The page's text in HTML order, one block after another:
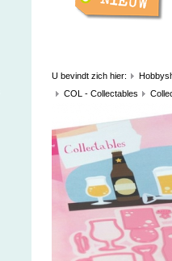
U bevindt zich hier:
COL - Collectables